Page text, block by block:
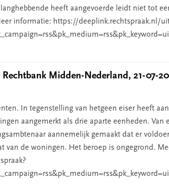
heeft aangevoerde leidt niet tot
informatie: https://deeplink.rechtspraak.nl/
Midden-Nederland, 21-07-
In tegenstelling van hetgeen eiser heeft
aangemerkt als drie aparte eenheden. Van
aannemelijk gemaakt dat er
van de woningen. Het beroep is ongegrond.